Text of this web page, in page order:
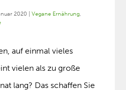
2020 |Vegane Ernährung,
auf einmal vieles
vielen als zu große
lang? Das schaffen Sie